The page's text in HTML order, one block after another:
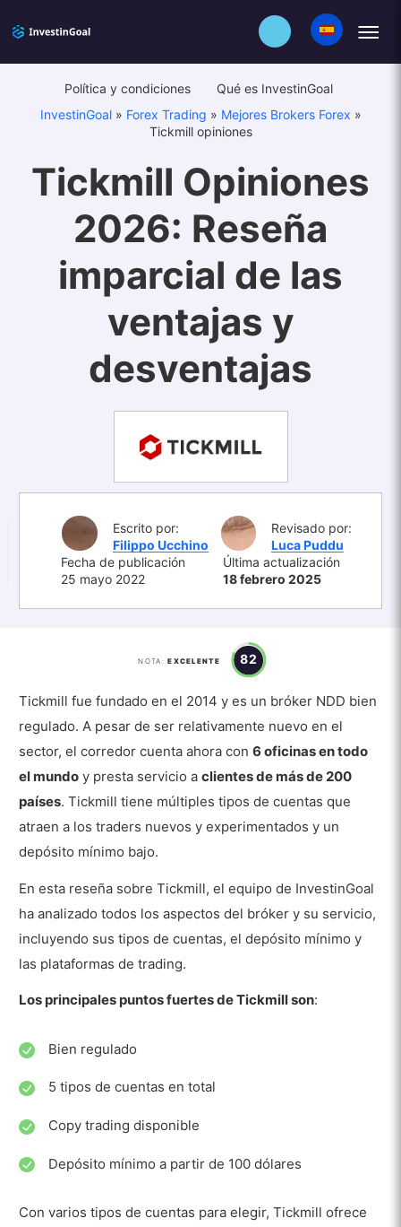
Política y condiciones
Qué es InvestinGoal
InvestinGoal» Forex Trading » Mejores Brokers Forex »
Tickmill opiniones
Tickmill Opiniones
2026: Reseña
imparcial de las
ventajas y
desventajas
Escrito por:
Filippo Ucchino
Revisado por:
Luca Puddu
Fecha de publicación
25 mayo 2022
Última actualización
18 febrero 2025
NOTA: EXCELENTE 82
Tickmill fue fundado en el 2014 y es un bróker NDD bien
regulado. A pesar de ser relativamente nuevo en el
sector, el corredor cuenta ahora con6 oficinas en todo
el mundo y presta servicio aclientes de más de 200
países. Tickmill tiene múltiples tipos de cuentas que
atraen a los traders nuevos y experimentados y un
depósito mínimo bajo.
En esta reseña sobre Tickmill, el equipo de InvestinGoal
ha analizado todos los aspectos del bróker y su servicio,
incluyendo sus tipos de cuentas, el depósito mínimo y
las plataformas de trading.
Los principales puntos fuertes de Tickmill son:
Bien regulado
5 tipos de cuentas en total
Copy trading disponible
Depósito mínimo a partir de 100 dólares
Con varios tipos de cuentas para elegir, Tickmill ofrece